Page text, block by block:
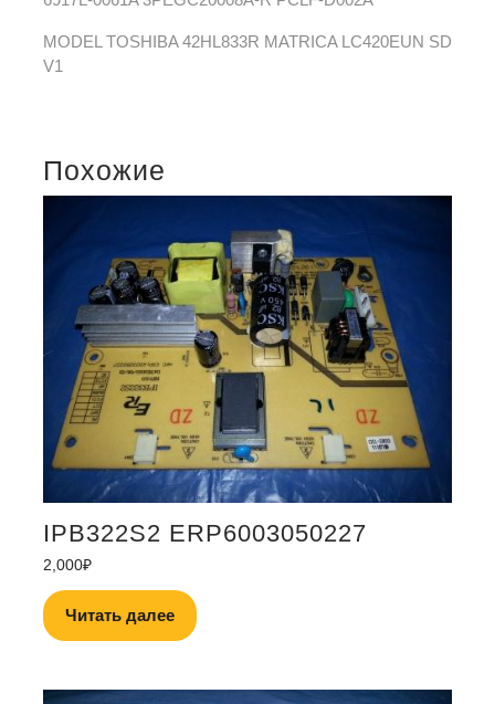
MODEL TOSHIBA 42HL833R MATRICA LC420EUN SD
V1
Похожие
IPB322S2 ERP6003050227
2,000₽
Читать далее